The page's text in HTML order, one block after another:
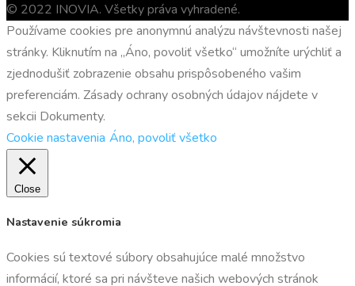
© 2022 INOVIA. Všetky práva vyhradené.
Používame cookies pre anonymnú analýzu návštevnosti našej
stránky. Kliknutím na „Áno, povoliť všetko“ umožníte urýchliť a
zjednodušiť zobrazenie obsahu prispôsobeného vašim
preferenciám. Zásady ochrany osobných údajov nájdete v
sekcii Dokumenty.
Cookie nastavenia Áno, povoliť všetko
Close
Nastavenie súkromia
Cookies sú textové súbory obsahujúce malé množstvo
informácií, ktoré sa pri návšteve našich webových stránok